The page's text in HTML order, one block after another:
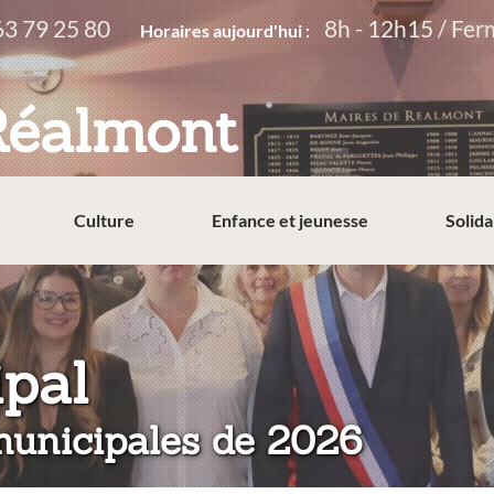
79 25 80 Horaires aujourd'hui : 8h - 12h15 /
Culture Enfance et jeunesse
:
de 2026